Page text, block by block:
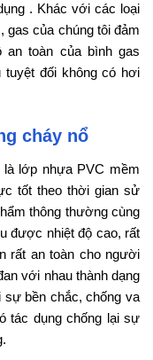
. Khác với các loại
của chúng tôi đảm
an toàn của bình gas
tuyệt đối không có hơi
cháy nổ
lớp nhựa PVC mềm
tốt theo thời gian sử
thông thường cùng
được nhiệt độ cao, rất
rất an toàn cho người
với nhau thành dạng
sự bền chắc, chống va
tác dụng chống lại sự